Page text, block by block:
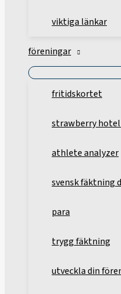
viktiga länkar
föreningar
fritidskortet
strawberry
athlete analyzer
svensk fäktning
para
trygg fäktning
utveckla din